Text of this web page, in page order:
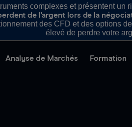
complexes et présentent un
de l’argent lors de la
des CFD et des options
élevé de perdre votre
Analyse de Marchés Formation